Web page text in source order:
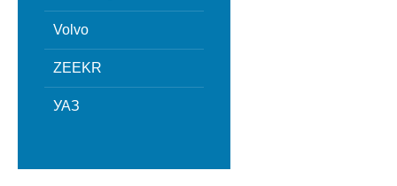
Volvo
ZEEKR
УАЗ